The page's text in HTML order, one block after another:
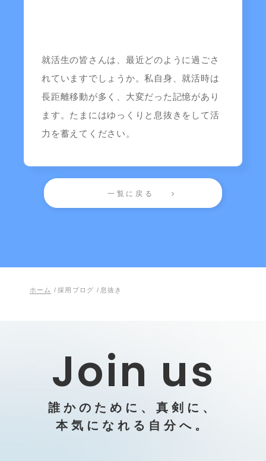
就活生の皆さんは、最近どのように過ごさ
れていますでしょうか。私自身、就活時は
長距離移動が多く、大変だった記憶があり
ます。たまにはゆっくりと息抜きをして活
力を蓄えてください。
一覧に戻る
ホーム / 採用ブログ / 息抜き
Join us
誰かのために、真剣に、
本気になれる自分へ。